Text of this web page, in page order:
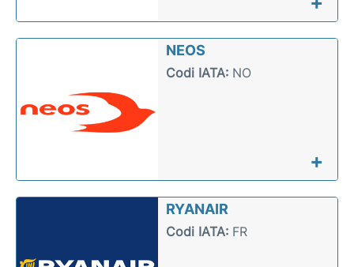
NEOS
Codi IATA:NO
+
RYANAIR
Codi IATA:FR